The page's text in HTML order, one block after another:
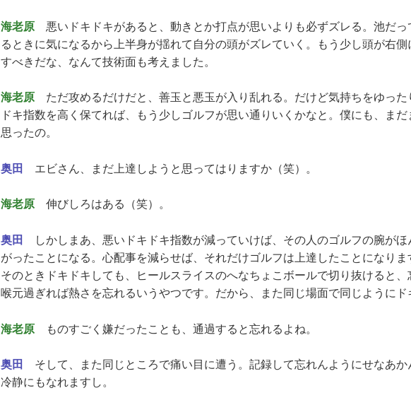
海老原 悪いドキドキがあると、動きとか打点が思いよりも必ずズレる。池だっ
るときに気になるから上半身が揺れて自分の頭がズレていく。もう少し頭が右側
すべきだな、なんて技術面も考えました。
海老原 ただ攻めるだけだと、善玉と悪玉が入り乱れる。だけど気持ちをゆった
ドキ指数を高く保てれば、もう少しゴルフが思い通りいくかなと。僕にも、まだ
思ったの。
奥田 エビさん、まだ上達しようと思ってはりますか（笑）。
海老原 伸びしろはある（笑）。
奥田
しかしまあ、悪いドキドキ指数が減っていけば、その人のゴルフの腕がほ
がったことになる。心配事を減らせば、それだけゴルフは上達したことになりま
そのときドキドキしても、ヒールスライスのへなちょこボールで切り抜けると、
喉元過ぎれば熱さを忘れるいうやつです。だから、また同じ場面で同じようにド
海老原 ものすごく嫌だったことも、通過すると忘れるよね。
奥田
そして、また同じところで痛い目に遭う。記録して忘れんようにせなあか
冷静にもなれますし。